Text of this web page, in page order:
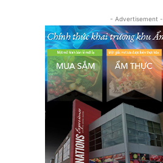
- Advertisement -